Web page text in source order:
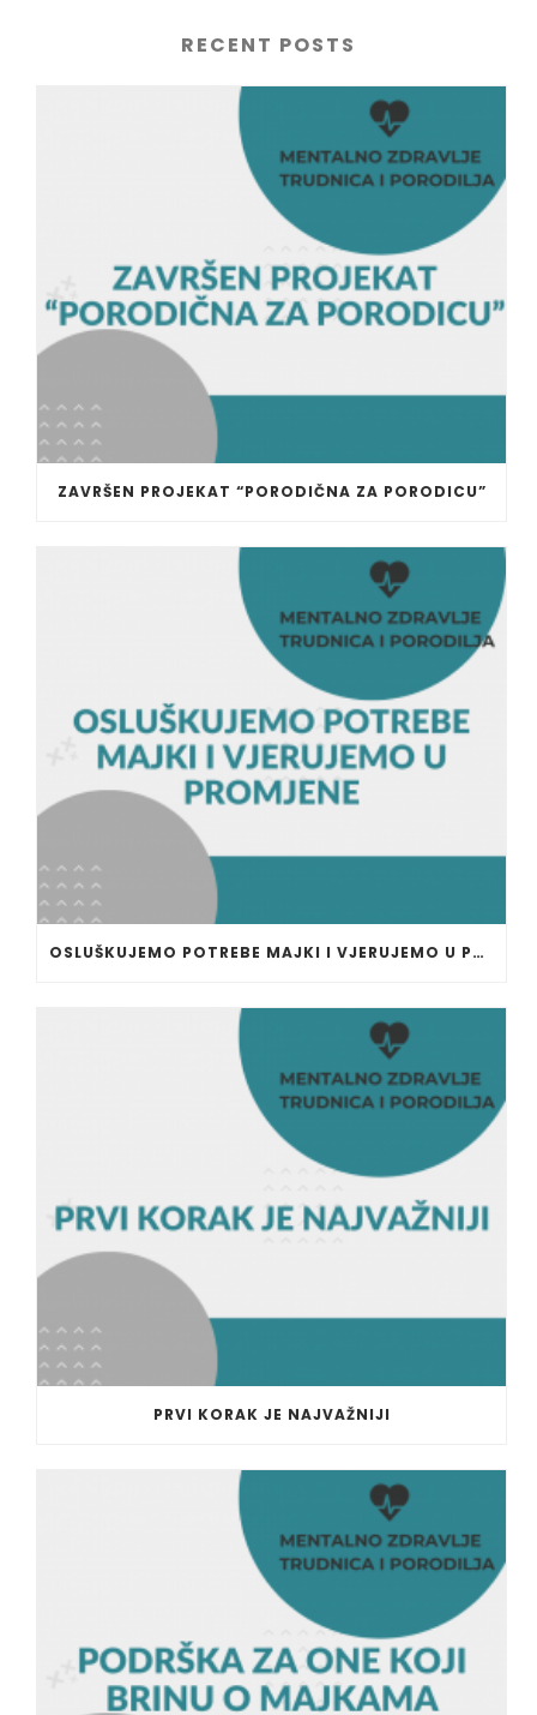
RECENT POSTS
ZAVRŠEN PROJEKAT “PORODIČNA ZA PORODICU”
OSLUŠKUJEMO POTREBE MAJKI I VJERUJEMO U PROMJENE
PRVI KORAK JE NAJVAŽNIJI